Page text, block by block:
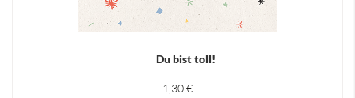
Du bist toll!
1,30 €